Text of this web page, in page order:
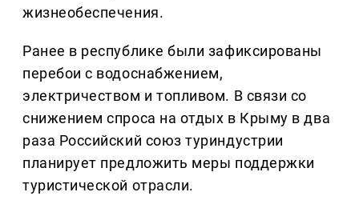
жизнеобеспечения.
Ранее в республике были зафиксированы
перебои с водоснабжением,
электричеством и топливом. В связи со
снижением спроса на отдых в Крыму в два
раза Российский союз туриндустрии
планирует предложить меры поддержки
туристической отрасли.